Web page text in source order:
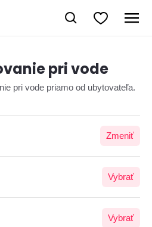
pri vode
pri vode priamo od ubytovateľa.
Zmeniť
Vybrať
Vybrať